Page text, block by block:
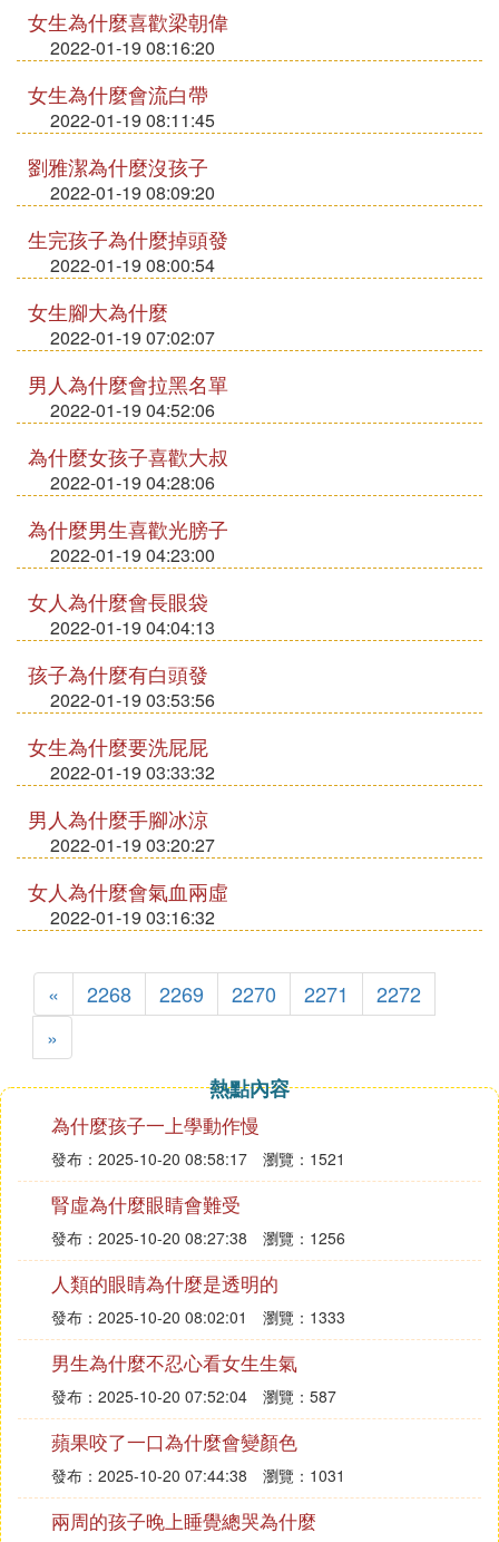
女生為什麼喜歡梁朝偉
2022-01-19 08:16:20
女生為什麼會流白帶
2022-01-19 08:11:45
劉雅潔為什麼沒孩子
2022-01-19 08:09:20
生完孩子為什麼掉頭發
2022-01-19 08:00:54
女生腳大為什麼
2022-01-19 07:02:07
男人為什麼會拉黑名單
2022-01-19 04:52:06
為什麼女孩子喜歡大叔
2022-01-19 04:28:06
為什麼男生喜歡光膀子
2022-01-19 04:23:00
女人為什麼會長眼袋
2022-01-19 04:04:13
孩子為什麼有白頭發
2022-01-19 03:53:56
女生為什麼要洗屁屁
2022-01-19 03:33:32
男人為什麼手腳冰涼
2022-01-19 03:20:27
女人為什麼會氣血兩虛
2022-01-19 03:16:32
« 2268 2269 2270 2271
2272
»
熱點內容
為什麼孩子一上學動作慢
發布：2025-10-20 08:58:17 瀏覽：1521
腎虛為什麼眼睛會難受
發布：2025-10-20 08:27:38 瀏覽：1256
人類的眼睛為什麼是透明的
發布：2025-10-20 08:02:01 瀏覽：1333
男生為什麼不忍心看女生生氣
發布：2025-10-20 07:52:04 瀏覽：587
蘋果咬了一口為什麼會變顏色
發布：2025-10-20 07:44:38 瀏覽：1031
兩周的孩子晚上睡覺總哭為什麼